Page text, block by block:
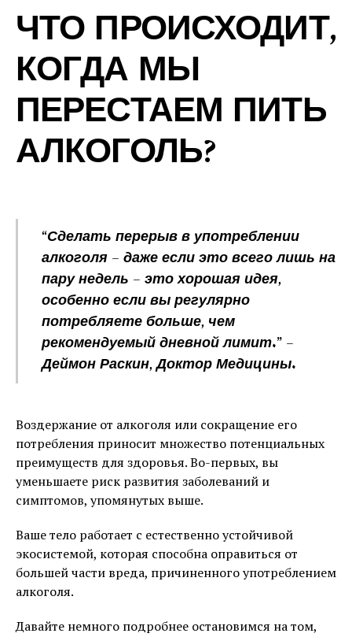
ЧТО ПРОИСХОДИТ,
КОГДА МЫ
ПЕРЕСТАЕМ ПИТЬ
АЛКОГОЛЬ?
“Сделать перерыв в употреблении
алкоголя – даже если это всего лишь на
пару недель – это хорошая идея,
особенно если вы регулярно
потребляете больше, чем
рекомендуемый дневной лимит.” –
Деймон Раскин, Доктор Медицины.
Воздержание от алкоголя или сокращение его
потребления приносит множество потенциальных
преимуществ для здоровья. Во-первых, вы
уменьшаете риск развития заболеваний и
симптомов, упомянутых выше.
Ваше тело работает с естественно устойчивой
экосистемой, которая способна оправиться от
большей части вреда, причиненного употреблением
алкоголя.
Давайте немного подробнее остановимся на том,